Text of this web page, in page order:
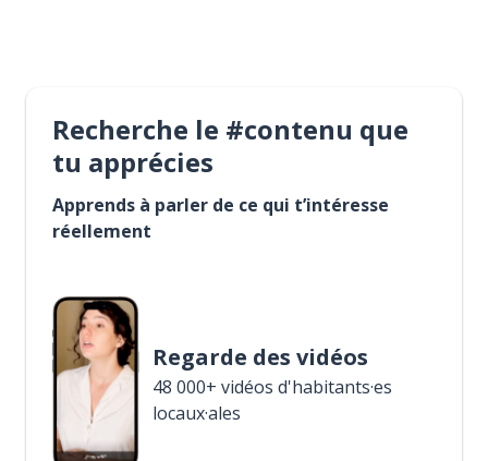
Recherche le #contenu que
tu apprécies
Apprends à parler de ce qui t’intéresse
réellement
Regarde des vidéos
48 000+ vidéos d'habitants·es
locaux·ales